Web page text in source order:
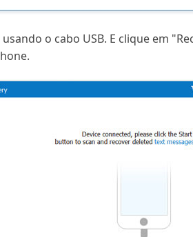
o cabo USB. E clique em